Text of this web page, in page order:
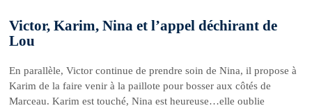
Victor, Karim, Nina et l’appel déchirant de
Lou
En parallèle, Victor continue de prendre soin de Nina, il propose à
Karim de la faire venir à la paillote pour bosser aux côtés de
Marceau. Karim est touché, Nina est heureuse…elle oublie